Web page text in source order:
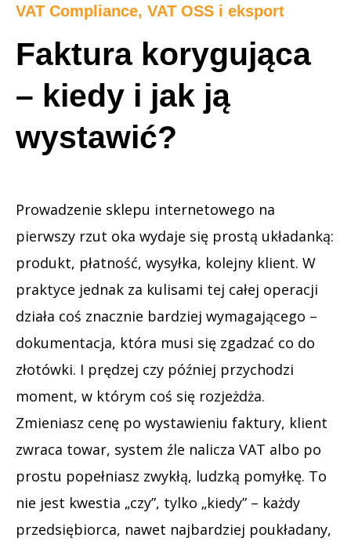
VAT Compliance, VAT OSS i eksport
Faktura korygująca
– kiedy i jak ją
wystawić?
Prowadzenie sklepu internetowego na
pierwszy rzut oka wydaje się prostą układanką:
produkt, płatność, wysyłka, kolejny klient. W
praktyce jednak za kulisami tej całej operacji
działa coś znacznie bardziej wymagającego –
dokumentacja, która musi się zgadzać co do
złotówki. I prędzej czy później przychodzi
moment, w którym coś się rozjeżdża.
Zmieniasz cenę po wystawieniu faktury, klient
zwraca towar, system źle nalicza VAT albo po
prostu popełniasz zwykłą, ludzką pomyłkę. To
nie jest kwestia „czy”, tylko „kiedy” – każdy
przedsiębiorca, nawet najbardziej poukładany,